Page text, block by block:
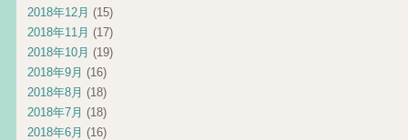
2018年12月 (15)
2018年11月 (17)
2018年10月 (19)
2018年9月 (16)
2018年8月 (18)
2018年7月 (18)
2018年6月 (16)